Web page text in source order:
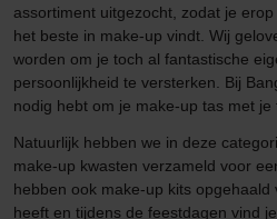
assortiment uitgezocht, zodat je
het beste in make-up vindt. Wij
worden om je toch al fantastische
persoonlijkheid te versterken. Bij
nodig hebt om je make-up tas met je
Natuurlijk hebben we in deze
make-up kwasten verzameld voor
hebben ook make-up kits opgehaald
heeft en tijdens de feestdagen vind